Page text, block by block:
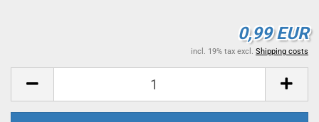
0,99 EUR
incl. 19% tax excl. Shipping costs